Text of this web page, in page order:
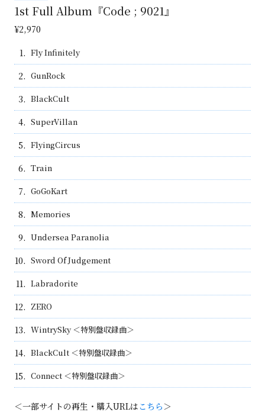
1st Full Album『Code ; 9021』
¥2,970
1. Fly Infinitely
2. GunRock
3. BlackCult
4. SuperVillan
5. FlyingCircus
6. Train
7. GoGoKart
8. Memories
9. Undersea Paranolia
10. Sword Of Judgement
11. Labradorite
12. ZERO
13. WintrySky ＜特別盤収録曲＞
14. BlackCult ＜特別盤収録曲＞
15. Connect ＜特別盤収録曲＞
＜一部サイトの再生・購入URLは こちら ＞